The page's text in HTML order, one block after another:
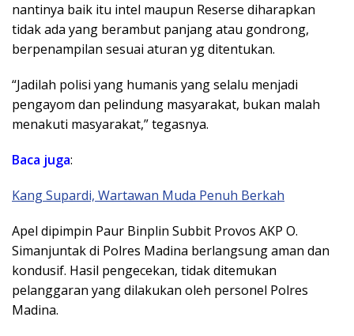
nantinya baik itu intel maupun Reserse diharapkan
tidak ada yang berambut panjang atau gondrong,
berpenampilan sesuai aturan yg ditentukan.
“Jadilah polisi yang humanis yang selalu menjadi
pengayom dan pelindung masyarakat, bukan malah
menakuti masyarakat,” tegasnya.
Baca juga:
Kang Supardi, Wartawan Muda Penuh Berkah
Apel dipimpin Paur Binplin Subbit Provos AKP O.
Simanjuntak di Polres Madina berlangsung aman dan
kondusif. Hasil pengecekan, tidak ditemukan
pelanggaran yang dilakukan oleh personel Polres
Madina.